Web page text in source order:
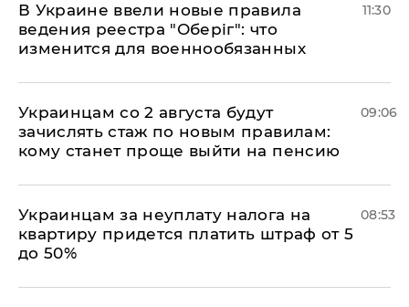
В Украине ввели новые правила
ведения реестра "Оберіг": что
изменится для военнообязанных
11:30
Украинцам со 2 августа будут
зачислять стаж по новым правилам:
кому станет проще выйти на пенсию
09:06
Украинцам за неуплату налога на
квартиру придется платить штраф от 5
до 50%
08:53